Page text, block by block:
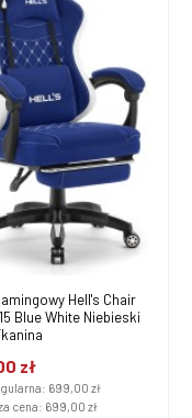
Hell's Chair
Blue White Niebieski
zł
699,00 zł
cena: 699,00 zł